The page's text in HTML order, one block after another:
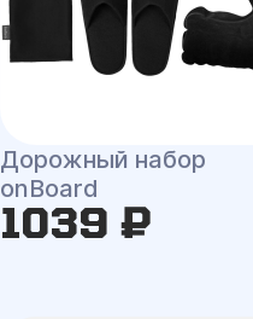
Дорожный набор
onBoard
1039 ₽